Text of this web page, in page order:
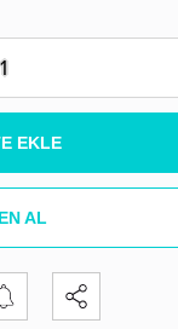
EKLE
AL